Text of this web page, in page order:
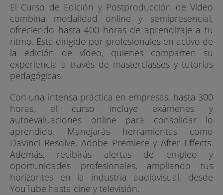
El Curso de Edición y Postproducción de Vídeo
combina modalidad online y semipresencial,
ofreciendo hasta 400 horas de aprendizaje a tu
ritmo. Está dirigido por profesionales en activo de
la edición de vídeo, quienes comparten su
experiencia a través de masterclasses y tutorías
pedagógicas.
Con una intensa práctica en empresas, hasta 300
horas, el curso incluye exámenes y
autoevaluaciones online para consolidar lo
aprendido. Manejarás herramientas como
DaVinci Resolve, Adobe Premiere y After Effects.
Además, recibirás alertas de empleo y
oportunidades profesionales, ampliando tus
horizontes en la industria audiovisual, desde
YouTube hasta cine y televisión.